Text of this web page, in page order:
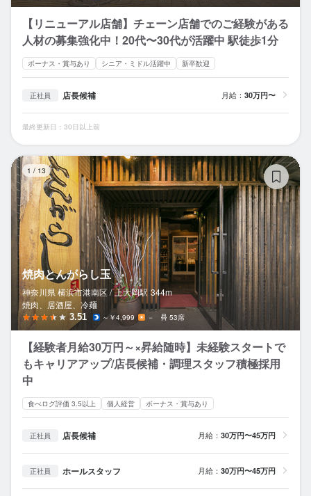
【リニューアル店舗】チェーン店舗でのご経験がある
人材の募集強化中！20代〜30代が活躍中 駅徒歩1分
ボーナス・賞与あり シニア・ミドル活躍中 新卒歓迎
正社員 店長候補 月給： 30万円〜
最終更新日：30日以上前
1 / 13
焼肉とんがらし玉
神奈川県 横浜市港南区 / 上大岡駅 344m
焼肉、居酒屋、冷麺
3.51 ～￥4,999 － 53席
【経験者月給30万円～×昇給随時】未経験スタートで
もキャリアアップ/店長候補・調理スタッフ積極採用
中
食べログ評価 3.5以上 個人経営 ボーナス・賞与あり
正社員 店長候補 月給： 30万円〜45万円
正社員 ホールスタッフ 月給： 30万円〜45万円